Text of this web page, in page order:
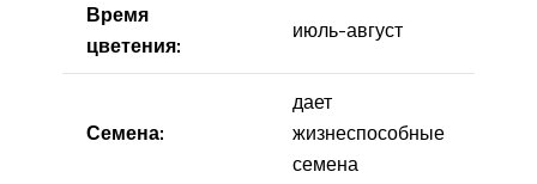
Время
цветения:
июль-август
Семена:
дает
жизнеспособные
семена